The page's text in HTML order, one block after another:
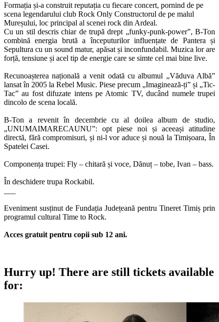
Formația și-a construit reputația cu fiecare concert, pornind de pe
scena legendarului club Rock Only Constructorul de pe malul
Mureșului, loc principal al scenei rock din Ardeal.
Cu un stil descris chiar de trupă drept „funky-punk-power”, B-Ton
combină energia brută a începuturilor influențate de Pantera și
Sepultura cu un sound matur, apăsat și inconfundabil. Muzica lor are
forță, tensiune și acel tip de energie care se simte cel mai bine live.
Recunoașterea națională a venit odată cu albumul „Văduva Albă”
lansat în 2005 la Rebel Music. Piese precum „Imaginează-ți” și „Tic-
Tac” au fost difuzate intens pe Atomic TV, ducând numele trupei
dincolo de scena locală.
B-Ton a revenit în decembrie cu al doilea album de studio,
„UNUMAIMARECAUNU”: opt piese noi și aceeași atitudine
directă, fără compromisuri, și ni-l vor aduce și nouă la Timișoara, În
Spatelei Casei.
Componența trupei: Fly – chitară și voce, Dănuț – tobe, Ivan – bass.
În deschidere trupa Rockabil.
Eveniment susținut de Fundația Județeană pentru Tineret Timiș prin
programul cultural Time to Rock.
Acces gratuit pentru copii sub 12 ani.
Hurry up! There are still tickets available
for: